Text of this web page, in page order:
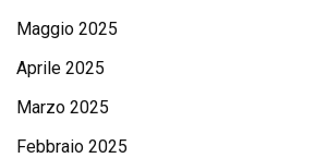
Maggio 2025
Aprile 2025
Marzo 2025
Febbraio 2025